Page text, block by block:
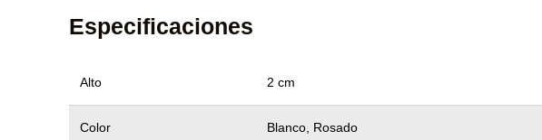
Especificaciones
Alto 2 cm
Color Blanco, Rosado